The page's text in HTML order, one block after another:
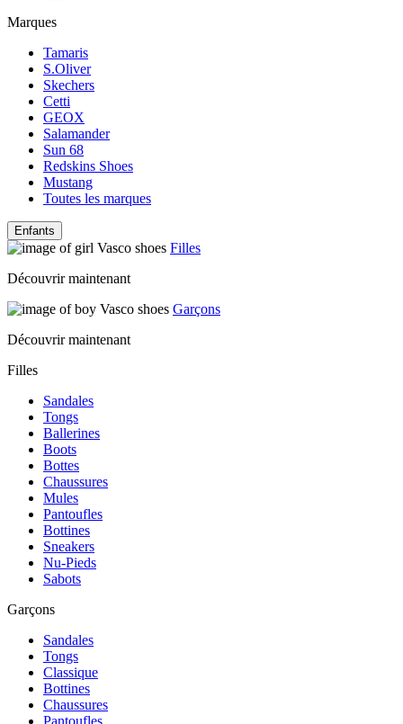
Marques
Tamaris
S.Oliver
Skechers
Cetti
GEOX
Salamander
Sun 68
Redskins Shoes
Mustang
Toutes les marques
Enfants
Filles
Découvrir maintenant
Garçons
Découvrir maintenant
Filles
Sandales
Tongs
Ballerines
Boots
Bottes
Chaussures
Mules
Pantoufles
Bottines
Sneakers
Nu-Pieds
Sabots
Garçons
Sandales
Tongs
Classique
Bottines
Chaussures
Pantoufles